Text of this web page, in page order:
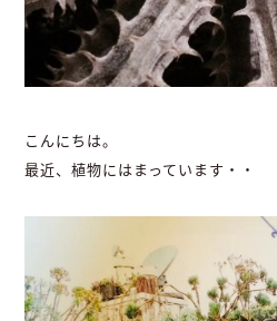
こんにちは。
最近、植物にはまっています・・